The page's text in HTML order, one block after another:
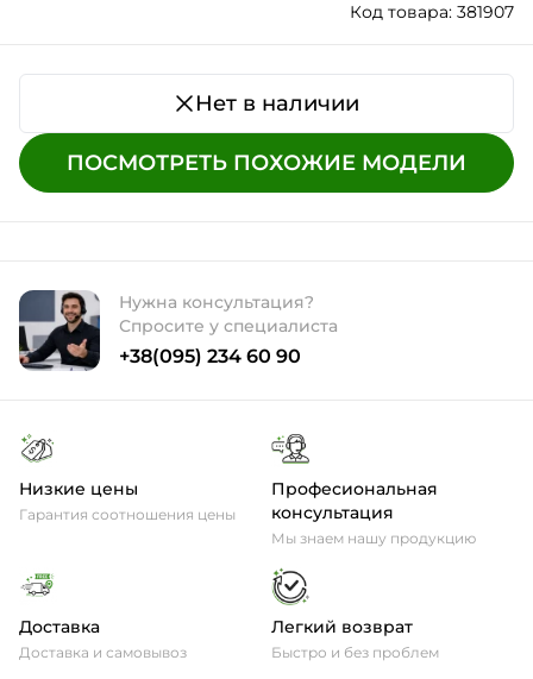
Код товара: 381907
Нет в наличии
ПОСМОТРЕТЬ ПОХОЖИЕ МОДЕЛИ
Нужна консультация?
Спросите у специалиста
+38(095) 234 60 90
Низкие цены
Гарантия соотношения цены
Професиональная
консультация
Мы знаем нашу продукцию
Доставка
Доставка и самовывоз
Легкий возврат
Быстро и без проблем